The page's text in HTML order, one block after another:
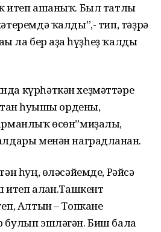
итеп ашаныҡ. Был татлы
ҡалды”,- тип, тәҙрә
ла бер аҙға һүҙһеҙ ҡалды
күрһәткән хеҙмәттәре
һуғышы ордены,
өсөн”миҙалы,
менән наградланған.
һуң, өләсәйемде, Рәйсә
алған.Ташкент
Алтын – Топкане
булып эшләгән. Биш бала